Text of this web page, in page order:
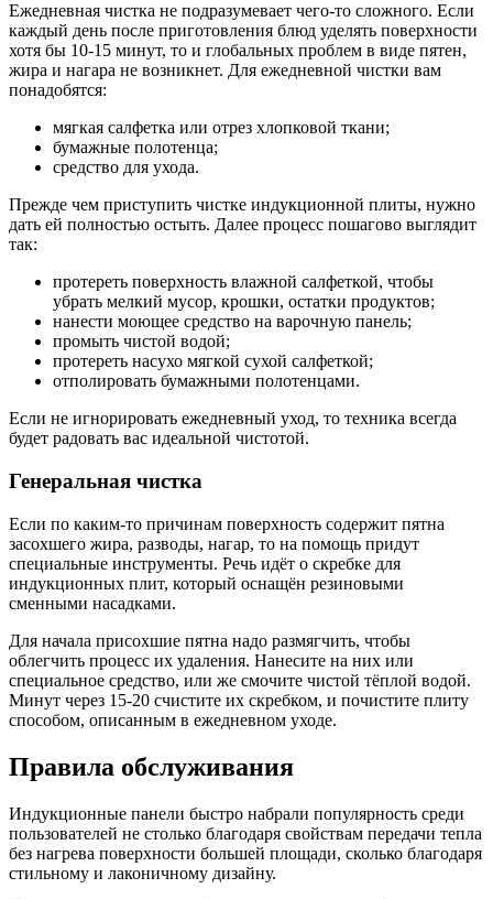
Ежедневная чистка не подразумевает чего-то сложного. Если
каждый день после приготовления блюд уделять поверхности
хотя бы 10-15 минут, то и глобальных проблем в виде пятен,
жира и нагара не возникнет. Для ежедневной чистки вам
понадобятся:
мягкая салфетка или отрез хлопковой ткани;
бумажные полотенца;
средство для ухода.
Прежде чем приступить чистке индукционной плиты, нужно
дать ей полностью остыть. Далее процесс пошагово выглядит
так:
протереть поверхность влажной салфеткой, чтобы
убрать мелкий мусор, крошки, остатки продуктов;
нанести моющее средство на варочную панель;
промыть чистой водой;
протереть насухо мягкой сухой салфеткой;
отполировать бумажными полотенцами.
Если не игнорировать ежедневный уход, то техника всегда
будет радовать вас идеальной чистотой.
Генеральная чистка
Если по каким-то причинам поверхность содержит пятна
засохшего жира, разводы, нагар, то на помощь придут
специальные инструменты. Речь идёт о скребке для
индукционных плит, который оснащён резиновыми
сменными насадками.
Для начала присохшие пятна надо размягчить, чтобы
облегчить процесс их удаления. Нанесите на них или
специальное средство, или же смочите чистой тёплой водой.
Минут через 15-20 счистите их скребком, и почистите плиту
способом, описанным в ежедневном уходе.
Правила обслуживания
Индукционные панели быстро набрали популярность среди
пользователей не столько благодаря свойствам передачи тепла
без нагрева поверхности большей площади, сколько благодаря
стильному и лаконичному дизайну.